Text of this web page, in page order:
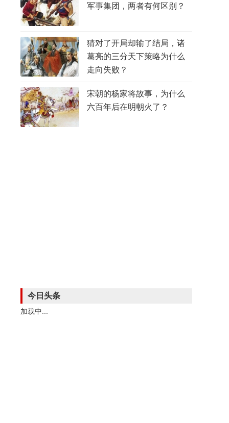
军事集团，两者有何区别？
猜对了开局却输了结局，诸
葛亮的三分天下策略为什么
走向失败？
宋朝的杨家将故事，为什么
六百年后在明朝火了？
今日头条
加载中...